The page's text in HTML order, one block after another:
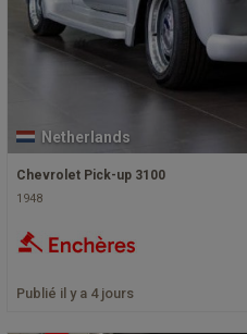
Netherlands
Chevrolet Pick-up 3100
1948
Publié il y a 4 jours